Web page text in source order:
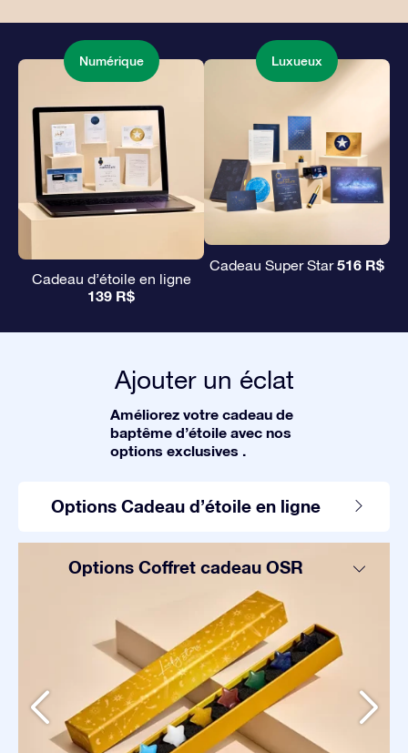
Numérique
Cadeau d’étoile en ligne
139 R$
Luxueux
Cadeau Super Star516 R$
Ajouter un éclat
Améliorez votre cadeau de
baptême d’étoile avec nos
options exclusives .
Options Cadeau d’étoile en ligne
Options Coffret cadeau OSR